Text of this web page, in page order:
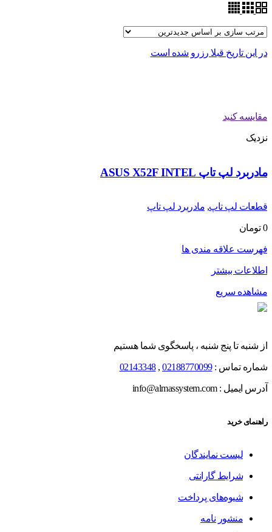
در این تاریخ قبلا رزرو شده است
مقایسه کنید
نزدیک
مادربرد لپ تاپ ASUS X52F INTEL
قطعات لپ تاپ, مادربرد لپ تاپ
0 تومان
فهرست علاقه مندی ها
اطلاعات بیشتر
مشاهده سریع
از شنبه تا پنج شنبه ، پاسخگوی شما هستیم
شماره تماس :02188770099
,
02143348
آدرس ایمیل : info@almassystem.com
راهنمای خرید
لیست نمایندگان
شرایط گارانتی
شیوه‌های پرداخت
منشور نامه